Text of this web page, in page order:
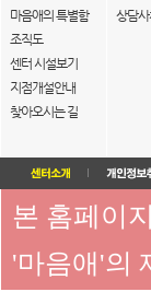
마음애의 특별함
조직도
센터 시설보기
지점개설안내
찾아오시는 길
상담
본 홈페이
'마음애'의